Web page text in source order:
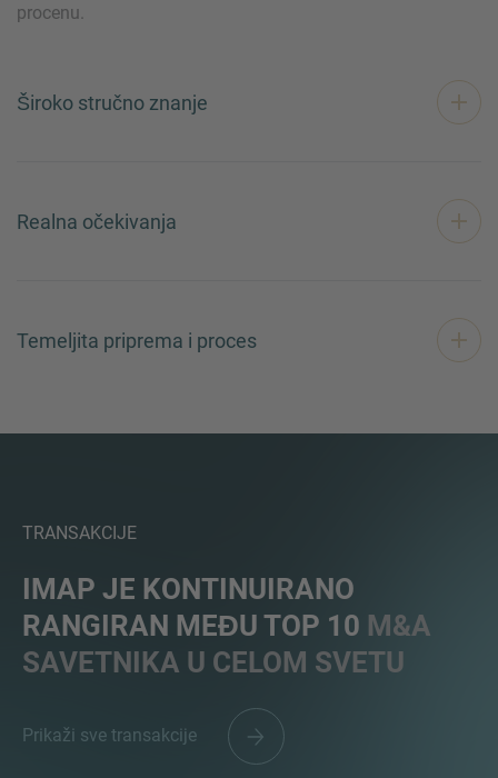
procenu.
Široko stručno znanje
Realna očekivanja
Temeljita priprema i proces
TRANSAKCIJE
IMAP JE KONTINUIRANO
RANGIRAN MEĐU TOP 10 M&A
SAVETNIKA U CELOM SVETU
Prikaži sve transakcije